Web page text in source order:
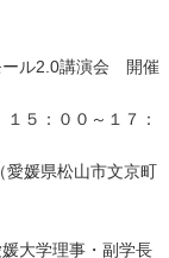
ール2.0講演会 開催
：００～１７：
県松山市文京町
理事・副学長